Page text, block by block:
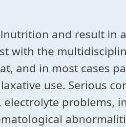
and result in
the
and in most cases
use. Serious
problems,